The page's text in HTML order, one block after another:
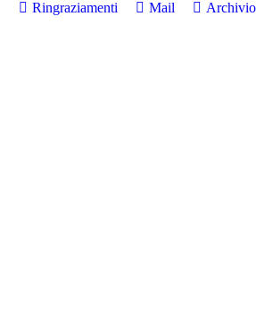
Ringraziamenti Mail
Archivio